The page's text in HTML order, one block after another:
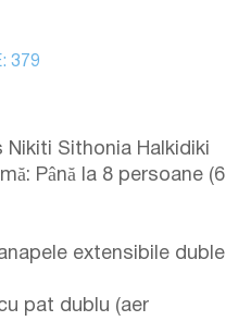
379
Nikiti Sithonia Halkidiki
Până la 8 persoane (6
extensibile duble
pat dublu (aer